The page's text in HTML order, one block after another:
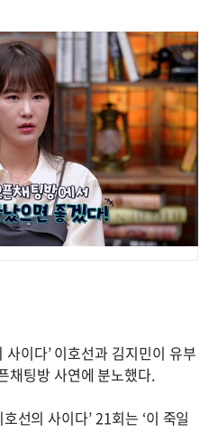
이다’ 이호선과 김지민이 유부
채팅방 사연에 분노했다.
선의 사이다’ 21회는 ‘이 죽일